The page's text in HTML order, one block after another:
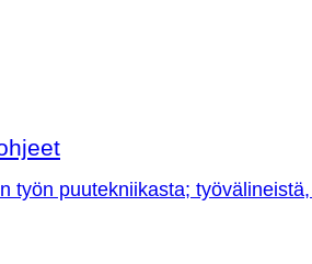
työn puutekniikasta;